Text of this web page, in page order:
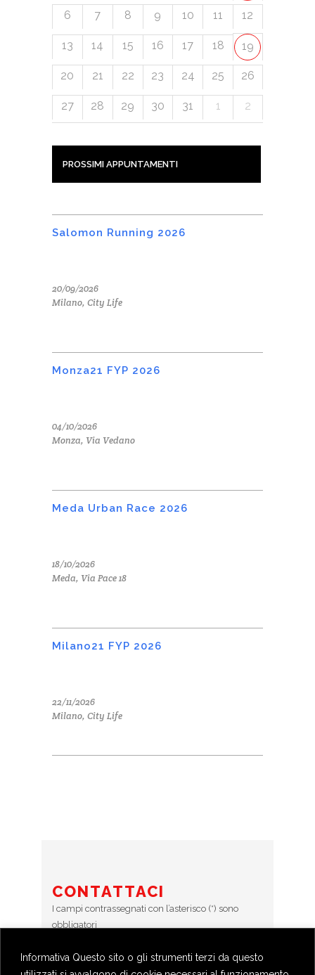
Informativa Questo sito o gli strumenti terzi da questo
6 7 8 9 10 11 12
13 14 15 16 17 18 19
20 21 22 23 24 25 26
27 28 29 30 31 1 2
PROSSIMI APPUNTAMENTI
Salomon Running 2026
20/09/2026
Milano, City Life
Monza21 FYP 2026
04/10/2026
Monza, Via Vedano
Meda Urban Race 2026
18/10/2026
Meda, Via Pace 18
Milano21 FYP 2026
22/11/2026
Milano, City Life
CONTATTACI
I campi contrassegnati con l’asterisco (*) sono
obbligatori
Error:Contact form not found.